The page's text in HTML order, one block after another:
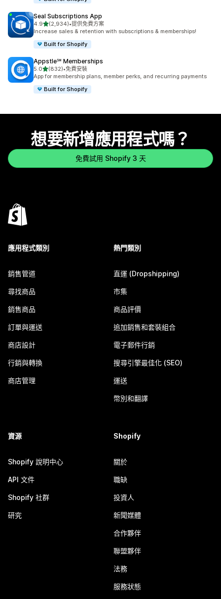
Seal Subscriptions App
4.9滿分 5 顆星
(2,934)
共有 2934 則評價
•提供免費方案
Increase sales & retention with subscriptions & memberships!
Built for Shopify
Appstle℠ Memberships
5.0滿分 5 顆星
(832)
共有 832 則評價
•免費安裝
App for membership plans, member perks, and recurring payments
Built for Shopify
想要新增應用程式嗎？
免費試用 Shopify 3 天
應用程式類別
銷售管道
尋找商品
銷售商品
訂單與運送
商店設計
行銷與轉換
商店管理
熱門類別
直運 (Dropshipping)
市集
商品評價
追加銷售和套裝組合
電子郵件行銷
搜尋引擎最佳化 (SEO)
運送
幣別和翻譯
資源
Shopify 說明中心
API 文件
Shopify 社群
研究
Shopify
關於
職缺
投資人
新聞媒體
合作夥伴
聯盟夥伴
法務
服務狀態